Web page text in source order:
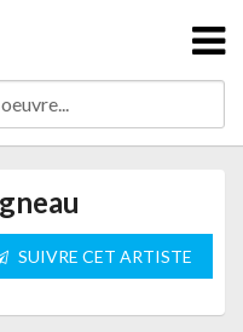
SUIVRE CET ARTISTE